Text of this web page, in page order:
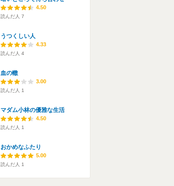
4.50
読んだ人 7
うつくしい人
4.33
読んだ人 4
血の轍
3.00
読んだ人 1
マダム小林の優雅な生活
4.50
読んだ人 1
おかめなふたり
5.00
読んだ人 1